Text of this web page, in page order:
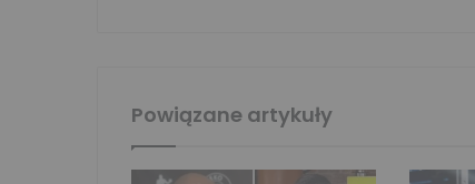
Powiązane artykuły